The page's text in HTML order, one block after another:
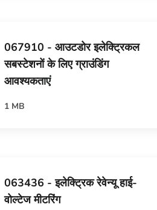
067910 - आउटडोर इलेक्ट्रिकल
सबस्टेशनों के लिए ग्राउंडिंग
आवश्यकताएं
1 MB
063436 - इलेक्ट्रिक रेवेन्यू हाई-
वोल्टेज मीटरिंग